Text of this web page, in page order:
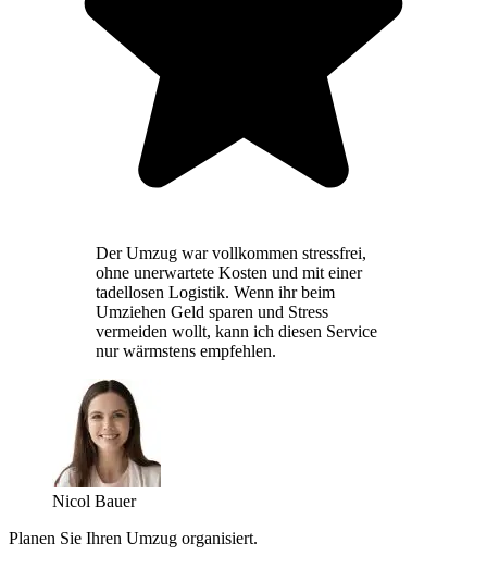
Der Umzug war vollkommen stressfrei,
ohne unerwartete Kosten und mit einer
tadellosen Logistik. Wenn ihr beim
Umziehen Geld sparen und Stress
vermeiden wollt, kann ich diesen Service
nur wärmstens empfehlen.
Nicol Bauer
Planen Sie Ihren Umzug organisiert.